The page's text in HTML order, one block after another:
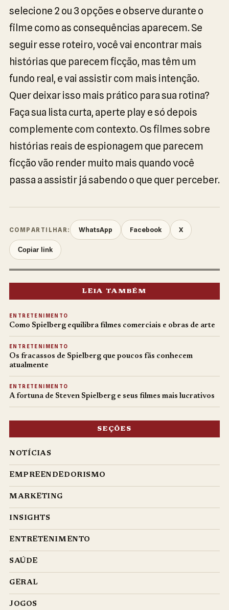
selecione 2 ou 3 opções e observe durante o
filme como as consequências aparecem. Se
seguir esse roteiro, você vai encontrar mais
histórias que parecem ficção, mas têm um
fundo real, e vai assistir com mais intenção.
Quer deixar isso mais prático para sua rotina?
Faça sua lista curta, aperte play e só depois
complemente com contexto. Os filmes sobre
histórias reais de espionagem que parecem
ficção vão render muito mais quando você
passa a assistir já sabendo o que quer perceber.
COMPARTILHAR: WhatsApp Facebook X
Copiar link
LEIA TAMBÉM
ENTRETENIMENTO
Como Spielberg equilibra filmes comerciais e obras de arte
ENTRETENIMENTO
Os fracassos de Spielberg que poucos fãs conhecem
atualmente
ENTRETENIMENTO
A fortuna de Steven Spielberg e seus filmes mais lucrativos
SEÇÕES
NOTÍCIAS
EMPREENDEDORISMO
MARKETING
INSIGHTS
ENTRETENIMENTO
SAÚDE
GERAL
JOGOS